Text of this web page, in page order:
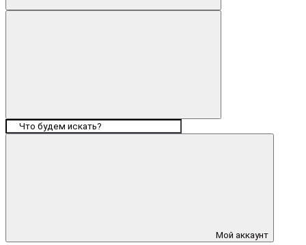
Мой аккаунт